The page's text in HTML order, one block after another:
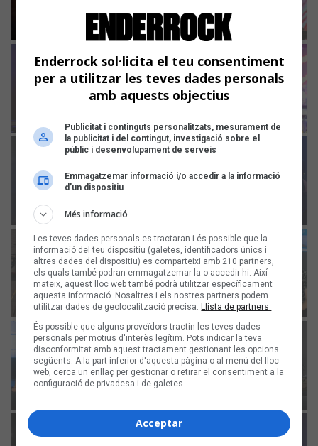
Enderrock sol·licita el teu consentiment
per a utilitzar les teves dades personals
amb aquests objectius
Publicitat i continguts personalitzats, mesurament de
la publicitat i del contingut, investigació sobre el
públic i desenvolupament de serveis
Emmagatzemar informació i/o accedir a la informació
d’un dispositiu
Més informació
Les teves dades personals es tractaran i és possible que la
informació del teu dispositiu (galetes, identificadors únics i
altres dades del dispositiu) es comparteixi amb 210 partners,
els quals també podran emmagatzemar-la o accedir-hi. Així
mateix, aquest lloc web també podrà utilitzar específicament
aquesta informació. Nosaltres i els nostres partners podem
utilitzar dades de geolocalització precisa. Llista de partners.
És possible que alguns proveïdors tractin les teves dades
personals per motius d'interès legítim. Pots indicar la teva
disconformitat amb aquest tractament gestionant les opcions
següents. A la part inferior d'aquesta pàgina o al menú del lloc
web, cerca un enllaç per gestionar o retirar el consentiment a la
configuració de privadesa i de galetes.
Acceptar